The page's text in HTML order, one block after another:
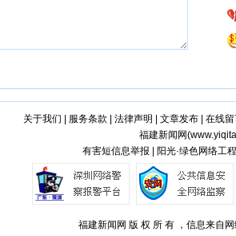
关于我们 服务条款 法律声明 文章发布| 在线留
福建新闻网(
有害短信息举报 | 阳光·绿色网络工
福建新闻网 版 权 所 有 ，信息来自